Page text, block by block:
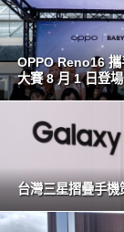
OPPO Reno16
大賽 8 月 1 日登場
台灣三星摺疊手